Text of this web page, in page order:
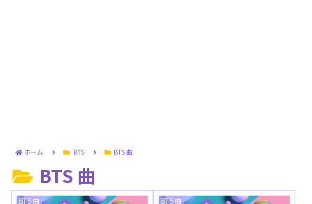
ホーム BTS BTS 曲
BTS 曲
BTS 曲 BTS 曲